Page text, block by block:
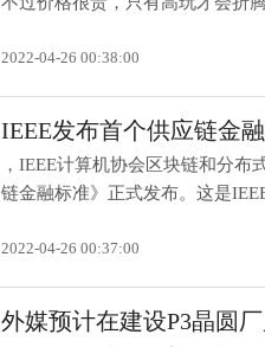
2022-04-26 00:38:00
IEEE发布首个供应链金
，IEEE计算机协会区块链和分
链金融标准》正式发布。这是
2022-04-26 00:37:00
外媒预计在建设P3晶圆